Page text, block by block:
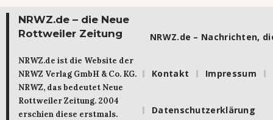
NRWZ.de – die Neue
Rottweiler Zeitung
NRWZ.de ist die Website der
NRWZ Verlag GmbH & Co. KG.
NRWZ, das bedeutet Neue
Rottweiler Zeitung. 2004
erschien diese erstmals.
NRWZ.de – Nachrichten,
Kontakt Impressum
Datenschutzerklärung